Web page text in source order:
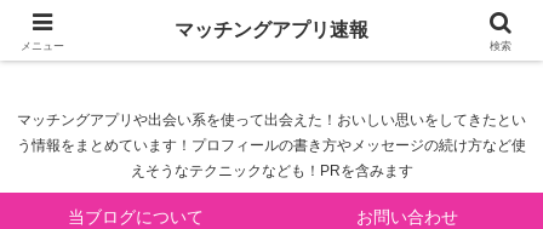
マッチングアプリ速報
マッチングアプリや出会い系を使って出会えた！おいしい思いをしてきたとい
う情報をまとめています！プロフィールの書き方やメッセージの続け方など使
えそうなテクニックなども！PRを含みます
当ブログについて お問い合わせ
メニュー
マッチングアプリ速報
検索